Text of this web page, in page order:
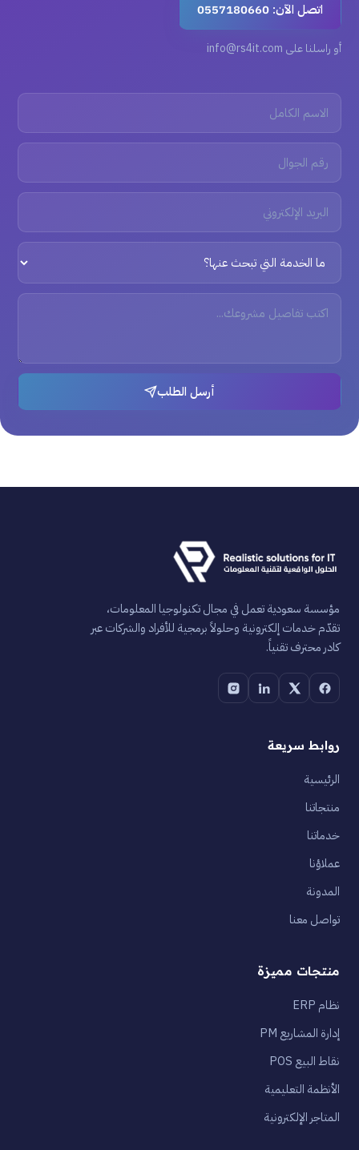
اتصل الآن: 0557180660
أو راسلنا على info@rs4it.com
أرسل الطلب
مؤسسة سعودية تعمل في مجال تكنولوجيا المعلومات،
تقدّم خدمات إلكترونية وحلولاً برمجية للأفراد والشركات عبر
كادر محترف تقنياً.
روابط سريعة
الرئيسية
منتجاتنا
خدماتنا
عملاؤنا
المدونة
تواصل معنا
منتجات مميزة
نظام ERP
إدارة المشاريع PM
نقاط البيع POS
الأنظمة التعليمية
المتاجر الإلكترونية